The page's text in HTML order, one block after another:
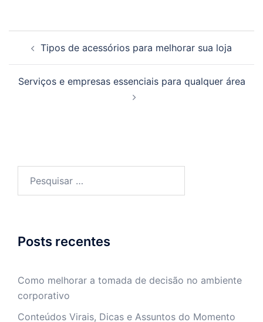
Tipos de acessórios para melhorar sua loja
Serviços e empresas essenciais para qualquer área
Posts recentes
Como melhorar a tomada de decisão no ambiente
corporativo
Conteúdos Virais, Dicas e Assuntos do Momento